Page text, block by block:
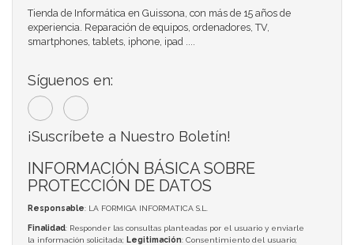
Tienda de Informática en Guissona, con más de 15 años de
experiencia. Reparación de equipos, ordenadores, TV,
smartphones, tablets, iphone, ipad ....
Síguenos en:
¡Suscríbete a Nuestro Boletín!
INFORMACIÓN BÁSICA SOBRE
PROTECCIÓN DE DATOS
Responsable: LA FORMIGA INFORMATICA S.L.
Finalidad: Responder las consultas planteadas por el usuario y enviarle
la información solicitada; Legitimación: Consentimiento del usuario;